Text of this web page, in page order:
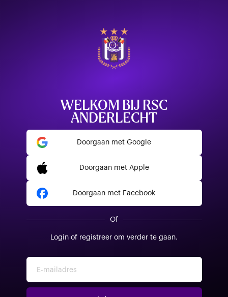
WELKOM BIJ RSC
ANDERLECHT
Doorgaan met Google
Doorgaan met Apple
Doorgaan met Facebook
Of
Login of registreer om verder te gaan.
E-mailadres